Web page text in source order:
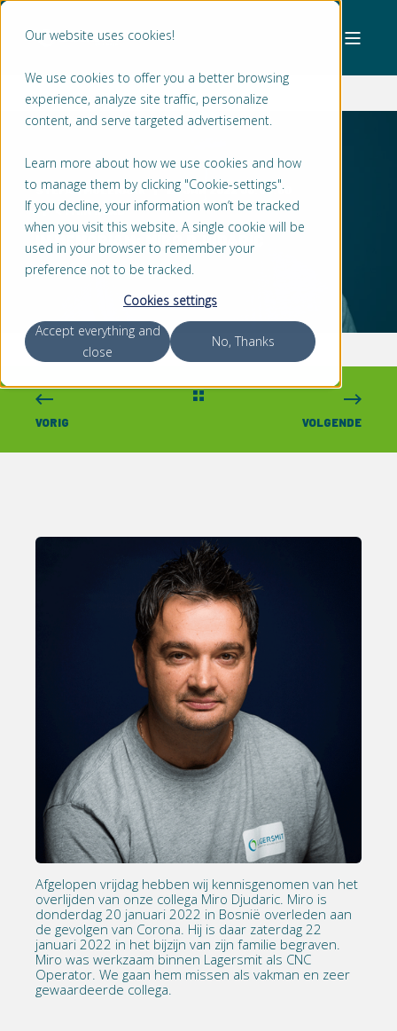
Our website uses cookies!
We use cookies to offer you a better browsing
experience, analyze site traffic, personalize
content, and serve targeted advertisement.
Learn more about how we use cookies and how
to manage them by clicking "Cookie-settings".
If you decline, your information won’t be tracked
when you visit this website. A single cookie will be
used in your browser to remember your
preference not to be tracked.
Cookies settings
Accept everything and
close
No, Thanks
STEFAN MOLENAAR
26 JAN 2022 00:00:00
< 1 MIN READ
IN MEMORIAM: MIRO DJUDARIC
VORIG VOLGENDE
Afgelopen vrijdag hebben wij kennisgenomen van het
overlijden van onze collega Miro Djudaric. Miro is
donderdag 20 januari 2022 in Bosnië overleden aan
de gevolgen van Corona. Hij is daar zaterdag 22
januari 2022 in het bijzijn van zijn familie begraven.
Miro was werkzaam binnen Lagersmit als CNC
Operator. We gaan hem missen als vakman en zeer
gewaardeerde collega.